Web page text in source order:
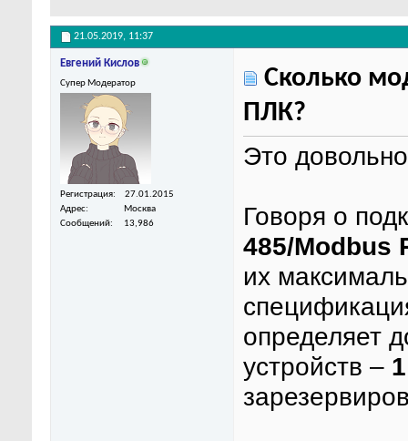
21.05.2019, 11:37
Евгений Кислов
Супер Модератор
Регистрация
27.01.2015
Адрес
Москва
Сообщений
13,986
Сколько
ПЛК?
Это
Говоря о
485/Modbus
их
определяет
устройств –